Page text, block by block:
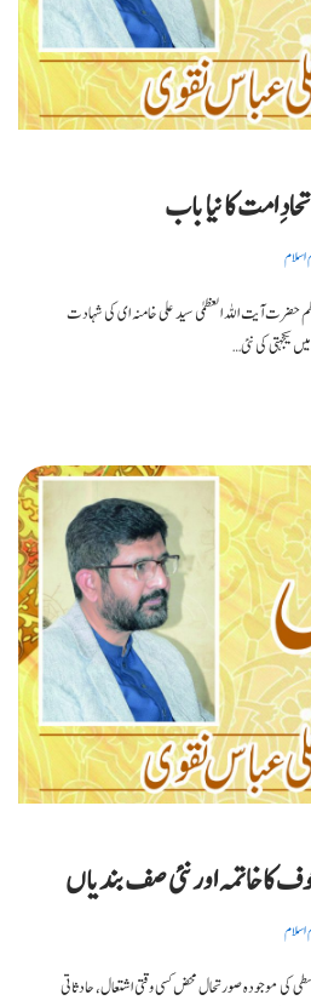
امت کا نیا باب
حضرت آیت اللہ العظمیٰ سید علی خامنہ ای کی شہادت
کی نئی…
کا خاتمہ اور نئی صف بندیاں
کی موجودہ صورتحال محض کسی وقتی اشتعال، حادثاتی